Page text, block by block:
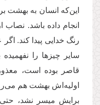
این‌که انسان به بهشت
انجام داده باشد.
رنگ خدایی پیدا کند.
سایر چیزها را
قاصر بوده است،
اولیه‌اش بهشت هم
برایش میسر نشد،